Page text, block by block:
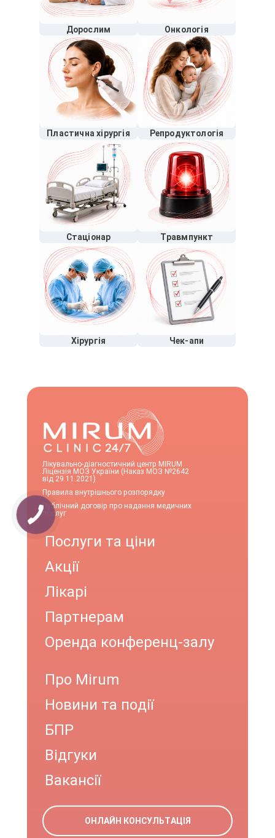
Дорослим Онкологія
Пластична хірургія Репродуктологія
Стаціонар Травмпункт
Хірургія Чек-апи
Лікувально-діагностичний центр MIRUM
Ліцензія МОЗ України (Наказ МОЗ №2642
від 29.11.2021)
Правила внутрішнього розпорядку
Публічний договір про надання медичних
послуг
Послуги та ціни
Акції
Лікарі
Партнерам
Оренда конференц-залу
Про Mirum
Новини та події
БПР
Відгуки
Вакансії
ОНЛАЙН КОНСУЛЬТАЦІЯ